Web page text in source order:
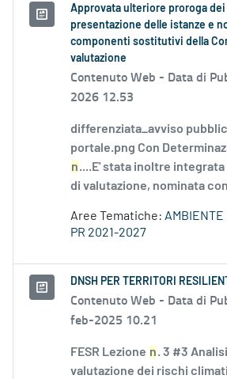
Approvata ulteriore proroga
presentazione delle istanze e
componenti sostitutivi della
valutazione
Contenuto Web - Data di
2026 12.53
differenziata_avviso
portale.png Con
n....E' stata inoltre integrata
di valutazione, nominata con
Aree Tematiche: AMBIENTE
PR 2021-2027
DNSH PER TERRITORI
Contenuto Web - Data di
feb-2025 10.21
FESR Lezione n. 3 #3
valutazione dei rischi